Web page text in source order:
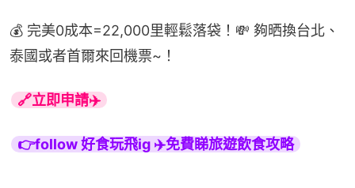
💰 完美0成本=22,000里輕鬆落袋！💸 夠晒換台北、
泰國或者首爾來回機票~！
🔗立即申請✈️
👉follow 好食玩飛ig ✈️免費睇旅遊飲食攻略